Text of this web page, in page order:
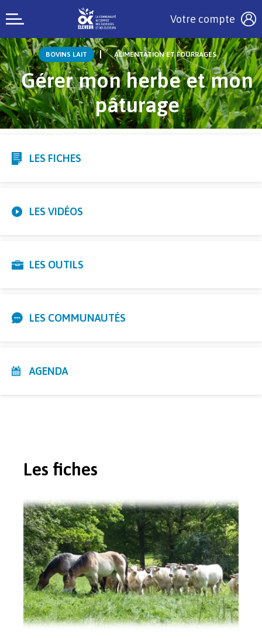
Votre compte
BOVINS LAIT ALIMENTATION ET FOURRAGES
Gérer mon herbe et mon
pâturage
LES FICHES
LES VIDÉOS
LES OUTILS
LES COMMUNAUTÉS
AGENDA
Les fiches